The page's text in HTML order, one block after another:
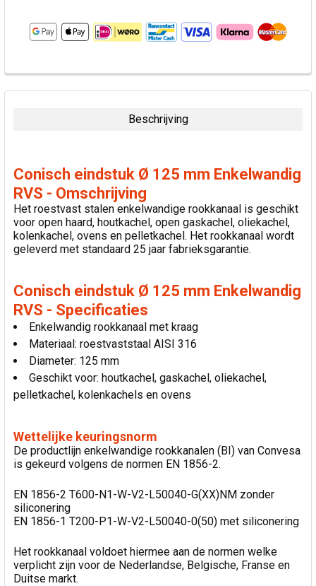
VAAK
SAMEN
VOEG
GESELECTEERDE
TOE AAN
WINKELWAGEN
Beschrijving
Conisch eindstuk Ø 125 mm Enkelwandig
RVS - Omschrijving
Het roestvast stalen enkelwandige rookkanaal is geschikt
voor open haard, houtkachel, open gaskachel, oliekachel,
kolenkachel, ovens en pelletkachel. Het rookkanaal wordt
geleverd met standaard 25 jaar fabrieksgarantie.
Conisch eindstuk Ø 125 mm Enkelwandig
RVS - Specificaties
Enkelwandig rookkanaal met kraag
Materiaal: roestvaststaal AISI 316
Diameter: 125 mm
Geschikt voor: houtkachel, gaskachel, oliekachel,
pelletkachel, kolenkachels en ovens
Wettelijke keuringsnorm
De productlijn enkelwandige rookkanalen (BI) van Convesa
is gekeurd volgens de normen EN 1856-2.
EN 1856-2 T600-N1-W-V2-L50040-G(XX)NM zonder
siliconering
EN 1856-1 T200-P1-W-V2-L50040-0(50) met siliconering
Het rookkanaal voldoet hiermee aan de normen welke
verplicht zijn voor de Nederlandse, Belgische, Franse en
Duitse markt.